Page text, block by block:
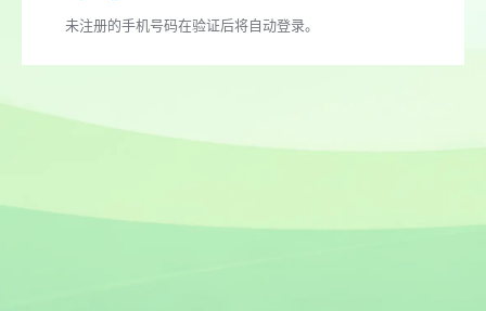
未注册的手机号码在验证后将自动登录。